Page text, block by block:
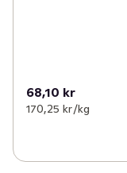
68,10 kr
170,25 kr /kg